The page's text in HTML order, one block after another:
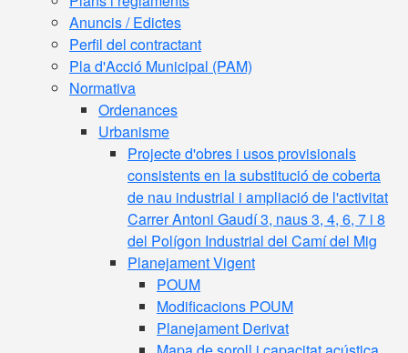
Anuncis / Edictes
Perfil del contractant
Pla d'Acció Municipal (PAM)
Normativa
Ordenances
Urbanisme
Projecte d'obres i usos provisionals
consistents en la substitució de coberta
de nau industrial i ampliació de l'activitat
Carrer Antoni Gaudí 3, naus 3, 4, 6, 7 i 8
del Polígon Industrial del Camí del Mig
Planejament Vigent
POUM
Modificacions POUM
Planejament Derivat